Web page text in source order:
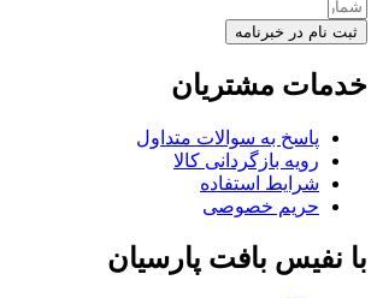
ثبت نام در خبرنامه
خدمات مشتریان
پاسخ به سوالات متداول
رویه بازگردانی کالا
شرایط استفاده
حریم خصوصی
با نفیس بافت پارسیان